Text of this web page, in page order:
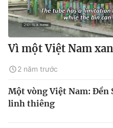
Vì một Việt Nam
2 năm trước
Một vòng Việt Nam: Đền
linh thiêng